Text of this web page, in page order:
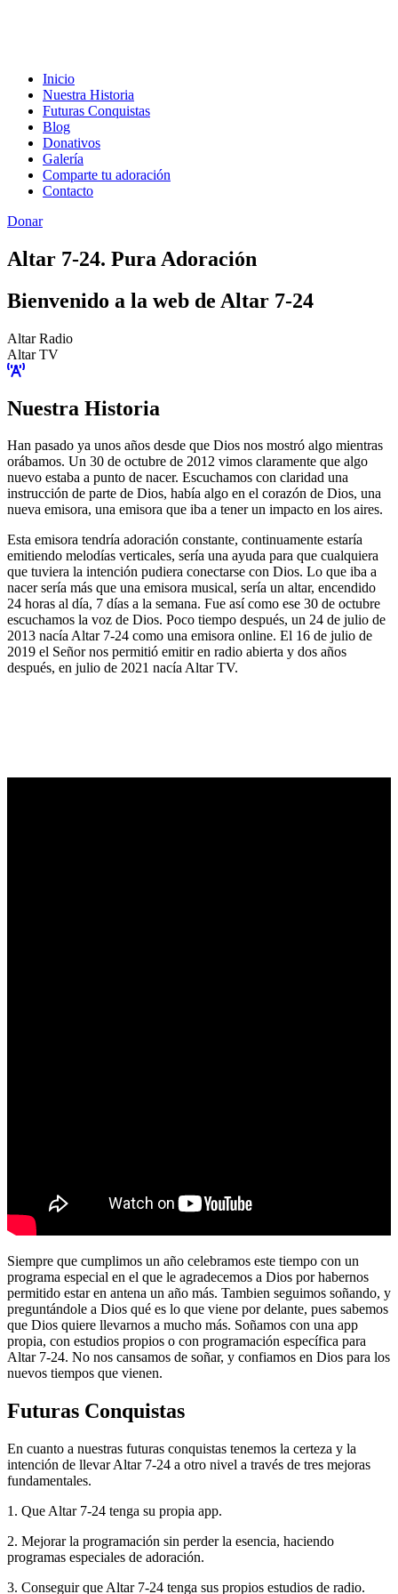
Inicio
Nuestra Historia
Futuras Conquistas
Blog
Donativos
Galería
Comparte tu adoración
Contacto
Donar
Altar 7-24. Pura Adoración
Bienvenido a la web de Altar 7-24
Altar Radio
Altar TV
Nuestra Historia
Han pasado ya unos años desde que Dios nos mostró algo mientras
orábamos. Un 30 de octubre de 2012 vimos claramente que algo
nuevo estaba a punto de nacer. Escuchamos con claridad una
instrucción de parte de Dios, había algo en el corazón de Dios, una
nueva emisora, una emisora que iba a tener un impacto en los aires.
Esta emisora tendría adoración constante, continuamente estaría
emitiendo melodías verticales, sería una ayuda para que cualquiera
que tuviera la intención pudiera conectarse con Dios. Lo que iba a
nacer sería más que una emisora musical, sería un altar, encendido
24 horas al día, 7 días a la semana. Fue así como ese 30 de octubre
escuchamos la voz de Dios. Poco tiempo después, un 24 de julio de
2013 nacía Altar 7-24 como una emisora online. El 16 de julio de
2019 el Señor nos permitió emitir en radio abierta y dos años
después, en julio de 2021 nacía Altar TV.
Siempre que cumplimos un año celebramos este tiempo con un
programa especial en el que le agradecemos a Dios por habernos
permitido estar en antena un año más. Tambien seguimos soñando, y
preguntándole a Dios qué es lo que viene por delante, pues sabemos
que Dios quiere llevarnos a mucho más. Soñamos con una app
propia, con estudios propios o con programación específica para
Altar 7-24. No nos cansamos de soñar, y confiamos en Dios para los
nuevos tiempos que vienen.
Futuras Conquistas
En cuanto a nuestras futuras conquistas tenemos la certeza y la
intención de llevar Altar 7-24 a otro nivel a través de tres mejoras
fundamentales.
1. Que Altar 7-24 tenga su propia app.
2. Mejorar la programación sin perder la esencia, haciendo
programas especiales de adoración.
3. Conseguir que Altar 7-24 tenga sus propios estudios de radio.